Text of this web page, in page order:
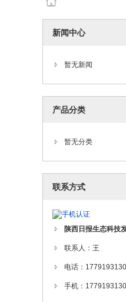
新闻中心
暂无新闻
产品分类
暂无分类
联系方式
陕西日报生态科技
司
联系人：王
电话：
手机：